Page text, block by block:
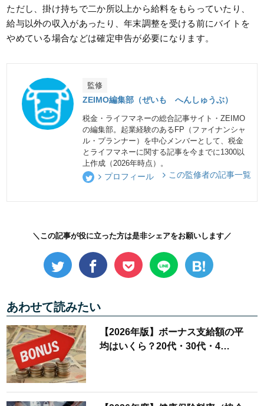
ただし、掛け持ちで二か所以上から給料をもらっていたり、
給与以外の収入があったり、年末調整を受ける前にバイトを
やめている場合などは確定申告が必要になります。
監修
ZEIMO編集部（ぜいも へんしゅうぶ）
税金・ライフマネーの総合記事サイト・ZEIMO
の編集部。起業経験のあるFP（ファイナンシャ
ル・プランナー）を中心メンバーとして、税金
とライフマネーに関する記事を今までに1300以
上作成（2026年時点）。
プロフィール この監修者の記事一覧
＼この記事が役に立った方は是非シェアをお願いします／
あわせて読みたい
【2026年版】ボーナス支給額の平
均はいくら？20代・30代・4…